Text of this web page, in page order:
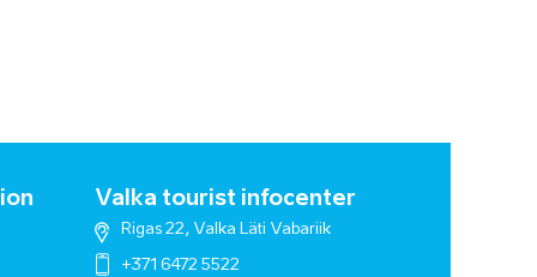
Valka tourist infocenter
Rigas 22, Valka Läti Vabariik
+371 6472 5522